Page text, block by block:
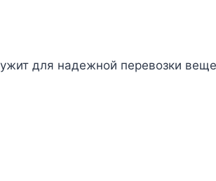
для надежной перевозки